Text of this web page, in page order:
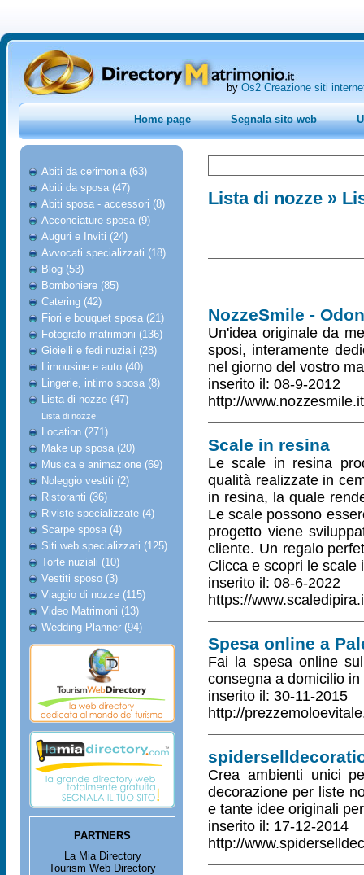
by Os2 Creazione siti
Home page Segnala sito web
Abiti da cerimonia (63)
Abiti da sposa (47)
Abiti sposa - accessori (8)
Acconciature sposa (9)
Auguri e Inviti (24)
Avvocati specializzati (18)
Blog (53)
Bomboniere (85)
Catering (42)
Fiori e bouquet sposa (21)
Fotografo matrimoni (136)
Gioielli e fedi nuziali (28)
Limousine e auto (40)
Lingerie, intimo sposa (8)
Lista di nozze (47)
Lista di nozze
Location (271)
Make up sposa (20)
Musica e animazione (69)
Noleggio vestiti (2)
Ristoranti (36)
Riviste specializzate (4)
Scarpe sposa (4)
Siti web specializzati (125)
Torte nuziali (10)
Vestiti sposo (3)
Viaggio di nozze (115)
Video Matrimoni (13)
Wedding Planner (94)
PARTNERS
La Mia Directory
Tourism Web Directory
Lista di nozze »
NozzeSmile -
Un'idea originale da
sposi, interamente
nel giorno del vostro
inserito il: 08-9-2012
http://www.nozzesmile.it
Scale in resina
Le scale in resina
qualità realizzate in
in resina, la quale
Le scale possono
progetto viene
cliente. Un regalo
Clicca e scopri le scale
inserito il: 08-6-2022
https://
Spesa online a
Fai la spesa online
consegna a domicilio
inserito il: 30-11-2015
http://
Crea ambienti unici
decorazione per liste
e tante idee originali
inserito il: 17-12-2014
http://